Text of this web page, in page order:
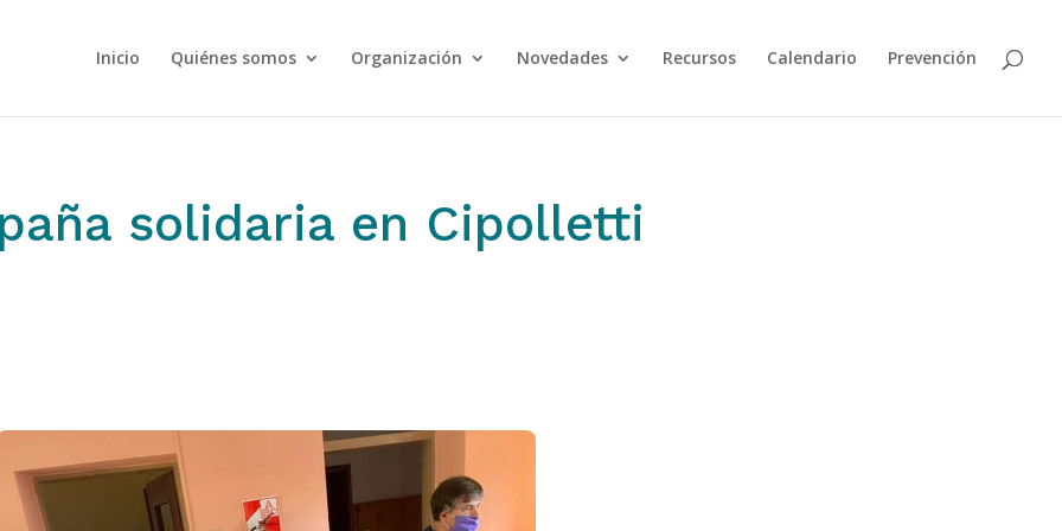
Inicio Quiénes somos Organización Novedades Recursos Calendario Prevención
solidaria en Cipolletti